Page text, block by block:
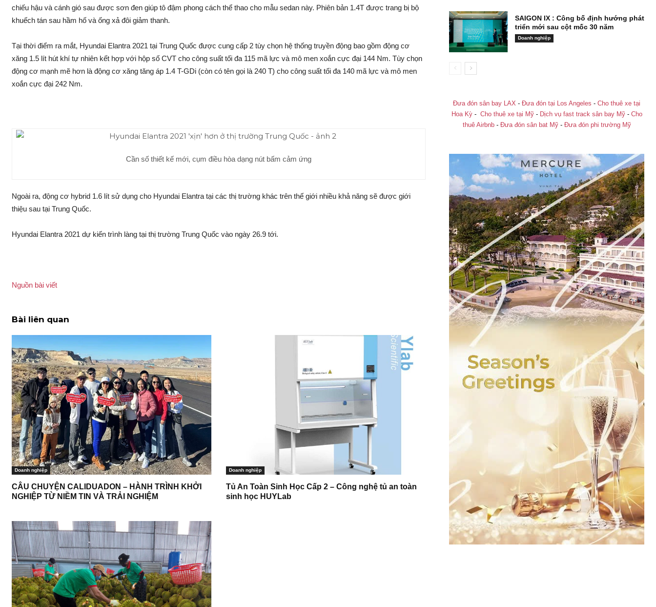
chiếu hậu và cánh gió sau được sơn đen giúp tô đậm phong cách thể thao cho mẫu sedan này. Phiên bản 1.4T được trang bị bộ
khuếch tán sau hầm hố và ống xả đôi giảm thanh.
Tại thời điểm ra mắt, Hyundai Elantra 2021 tại Trung Quốc được cung cấp 2 tùy chọn hệ thống truyền động bao gồm động cơ
xăng 1.5 lít hút khí tự nhiên kết hợp với hộp số CVT cho công suất tối đa 115 mã lực và mô men xoắn cực đại 144 Nm. Tùy chọn
động cơ mạnh mẽ hơn là động cơ xăng tăng áp 1.4 T-GDi (còn có tên gọi là 240 T) cho công suất tối đa 140 mã lực và mô men
xoắn cực đại 242 Nm.
Cần số thiết kế mới, cụm điều hòa dạng nút bấm cảm ứng
Ngoài ra, động cơ hybrid 1.6 lít sử dụng cho Hyundai Elantra tại các thị trường khác trên thế giới nhiều khả năng sẽ được giới
thiệu sau tại Trung Quốc.
Hyundai Elantra 2021 dự kiến trình làng tại thị trường Trung Quốc vào ngày 26.9 tới.
Nguồn bài viết
Bài liên quan
Doanh nghiệp
CÂU CHUYỆN CALIDUADON – HÀNH TRÌNH KHỞI
NGHIỆP TỪ NIỀM TIN VÀ TRẢI NGHIỆM
Doanh nghiệp
Tủ An Toàn Sinh Học Cấp 2 – Công nghệ tủ an toàn
sinh học HUYLab
SAIGON IX : Công bố định hướng phát
triển mới sau cột mốc 30 năm
Doanh nghiệp
Đưa đón sân bay LAX - Đưa đón tại Los Angeles - Cho thuê xe tại
Hoa Kỳ- Cho thuê xe tại Mỹ- Dịch vụ fast track sân bay Mỹ- Cho
thuê Airbnb- Đưa đón sân bat Mỹ- Đưa đón phi trường Mỹ